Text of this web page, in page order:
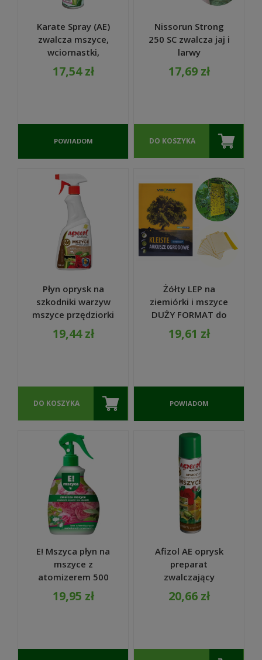
Karate Spray (AE)
zwalcza mszyce,
wciornastki,
przędziorki,
gąsienice motyli
17,54 zł
POWIADOM
DOSTĘPNOŚCI
Nissorun Strong
250 SC zwalcza jaj i
larwy
przędziorków 5 ml
- Agrecol
17,69 zł
DO KOSZYKA
Płyn oprysk na
szkodniki warzyw
mszyce przędziorki
500 ml - Agrecol
Natura
19,44 zł
DO KOSZYKA
Żółty LEP na
ziemiórki i mszyce
DUŻY FORMAT do
ogrodu 10 szt. -
Vigonez
19,61 zł
POWIADOM
DOSTĘPNOŚCI
E! Mszyca płyn na
mszyce z
atomizerem 500
ml - Bros
19,95 zł
Afizol AE oprysk
preparat
zwalczający
mszyce 300 ml -
Agrecol Natura
20,66 zł